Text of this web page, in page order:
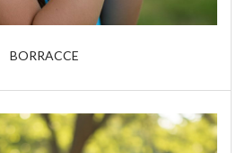
BORRACCE